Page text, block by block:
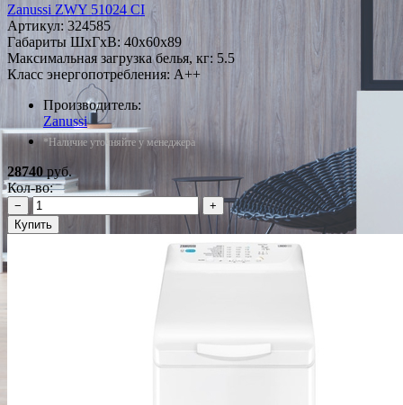
Zanussi ZWY 51024 CI
Артикул: 324585
Габариты ШxГxВ: 40x60x89
Максимальная загрузка белья, кг: 5.5
Класс энергопотребления: A++
Производитель:
Zanussi
*Наличие уточняйте у менеджера
28740 руб.
Кол-во:
−
+
Купить